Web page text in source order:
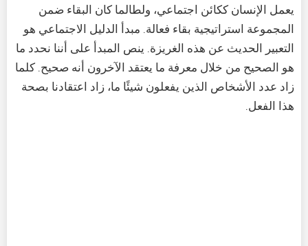
يعمل الإنسان ككائن اجتماعي، ولطالما كان البقاء ضمن
المجموعة استراتيجية بقاء فعالة. مبدأ الدليل الاجتماعي هو
التعبير الحديث عن هذه الغريزة. ينص المبدأ على أننا نحدد ما
هو الصحيح من خلال معرفة ما يعتقد الآخرون أنه صحيح. كلما
زاد عدد الأشخاص الذين يفعلون شيئًا ما، زاد اعتقادنا بصحة
هذا الفعل.